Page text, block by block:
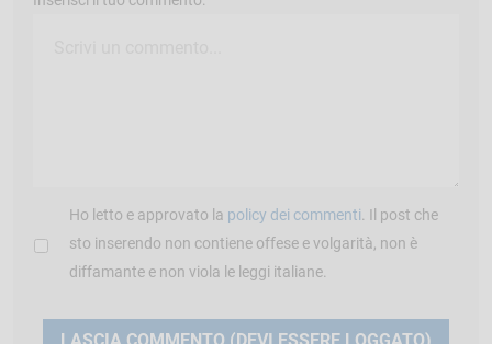
Ho letto e approvato la policy dei commenti . Il post che
sto inserendo non contiene offese e volgarità, non è
diffamante e non viola le leggi italiane.